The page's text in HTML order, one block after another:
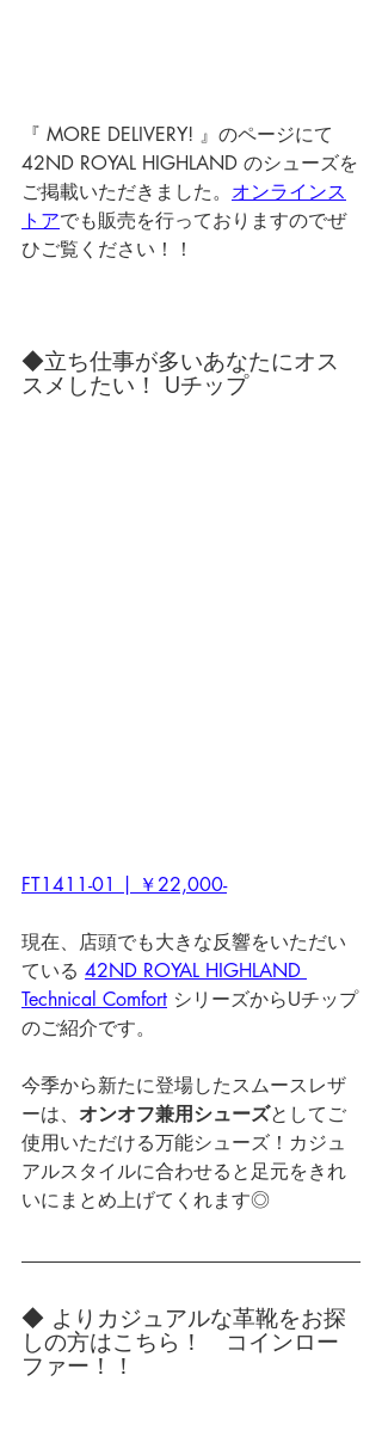
『 MORE DELIVERY! 』のページにて
42ND ROYAL HIGHLAND のシューズを
ご掲載いただきました。 オンラインス
トアでも販売を行っておりますのでぜ
ひご覧ください！！
◆立ち仕事が多いあなたにオス
スメしたい！ Uチップ
FT1411-01 | ￥22,000-
現在、店頭でも大きな反響をいただい
ている 42ND ROYAL HIGHLAND
Technical Comfort シリーズからUチップ
のご紹介です。
今季から新たに登場したスムースレザ
ーは、 オンオフ兼用シューズとしてご
使用いただける万能シューズ！カジュ
アルスタイルに合わせると足元をきれ
いにまとめ上げてくれます◎
◆ よりカジュアルな革靴をお探
しの方はこちら！　コインロー
ファー！！